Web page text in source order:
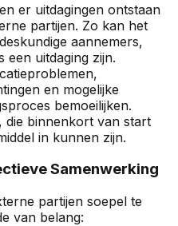
er uitdagingen ontstaan
partijen. Zo kan het
aannemers,
een uitdaging zijn.
en mogelijke
bemoeilijken.
, die binnenkort van start
in kunnen zijn.
Samenwerking
partijen soepel te
van belang: